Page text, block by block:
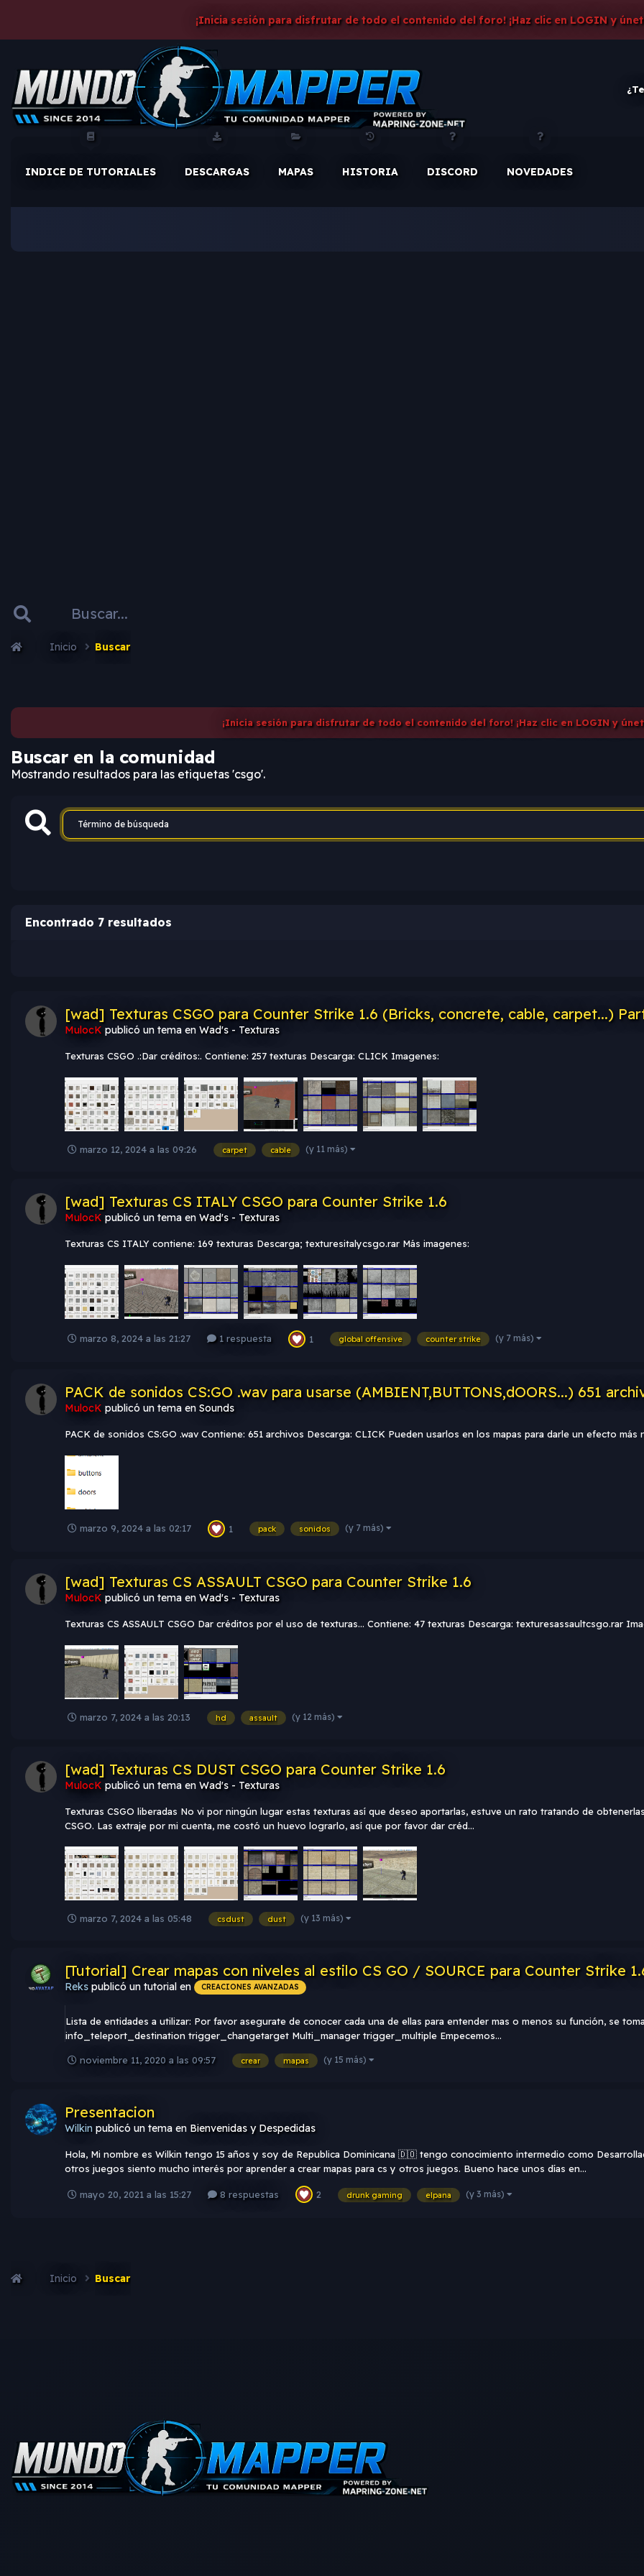
¡Inicia sesión para disfrutar de todo el contenido del foro! ¡Haz clic en LOGIN y
INDICE DE TUTORIALES DESCARGAS MAPAS HISTORIA DISCORD NOVEDADES
Inicio Buscar
¡Inicia sesión para disfrutar de todo el contenido del foro! ¡Haz clic en LOGIN y
Buscar en la comunidad
Mostrando resultados para las etiquetas 'csgo'.
Encontrado 7 resultados
[wad] Texturas CSGO para Counter Strike 1.6 (Bricks, concrete, cable, carpet...)
MulocK publicó un tema en Wad's - Texturas
Texturas CSGO .:Dar créditos:. Contiene: 257 texturas Descarga: CLICK Imagenes:
marzo 12, 2024 a las 09:26 carpet cable (y 11 más)
[wad] Texturas CS ITALY CSGO para Counter Strike 1.6
MulocK publicó un tema en Wad's - Texturas
Texturas CS ITALY contiene: 169 texturas Descarga; texturesitalycsgo.rar Más imagenes:
marzo 8, 2024 a las 21:27 1 respuesta 1 global offensive counter strike (y 7 más)
PACK de sonidos CS:GO .wav para usarse (AMBIENT,BUTTONS,dOORS...) 651
MulocK publicó un tema en Sounds
PACK de sonidos CS:GO .wav Contiene: 651 archivos Descarga: CLICK Pueden usarlos en los mapas para darle un efecto más
marzo 9, 2024 a las 02:17 1 pack sonidos (y 7 más)
[wad] Texturas CS ASSAULT CSGO para Counter Strike 1.6
MulocK publicó un tema en Wad's - Texturas
Texturas CS ASSAULT CSGO Dar créditos por el uso de texturas... Contiene: 47 texturas Descarga: texturesassaultcsgo.rar
marzo 7, 2024 a las 20:13 hd assault (y 12 más)
[wad] Texturas CS DUST CSGO para Counter Strike 1.6
MulocK publicó un tema en Wad's - Texturas
Texturas CSGO liberadas No vi por ningún lugar estas texturas así que deseo aportarlas, estuve un rato tratando de
CSGO. Las extraje por mi cuenta, me costó un huevo lograrlo, así que por favor dar créd...
marzo 7, 2024 a las 05:48 csdust dust (y 13 más)
[Tutorial] Crear mapas con niveles al estilo CS GO / SOURCE para Counter Strike
Reks publicó un tutorial en CREACIONES AVANZADAS
Lista de entidades a utilizar: Por favor asegurate de conocer cada una de ellas para entender mas o menos su función, se
info_teleport_destination trigger_changetarget Multi_manager trigger_multiple Empecemos...
noviembre 11, 2020 a las 09:57 crear mapas (y 15 más)
Presentacion
Wilkin publicó un tema en Bienvenidas y Despedidas
Hola, Mi nombre es Wilkin tengo 15 años y soy de Republica Dominicana 🇩🇴 tengo conocimiento intermedio como
otros juegos siento mucho interés por aprender a crear mapas para cs y otros juegos. Bueno hace unos días en...
mayo 20, 2021 a las 15:27 8 respuestas 2 drunk gaming elpana (y 3 más)
Inicio Buscar